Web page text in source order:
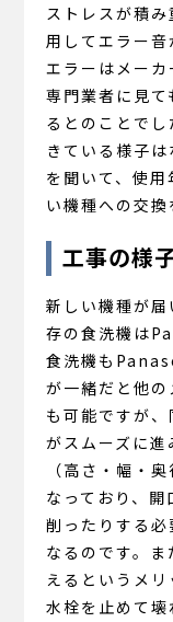
ストレスが積
用してエラー音
エラーはメーカ
専門業者に見
るとのことで
きている様子
を聞いて、使
い機種への交換
工事の様
新しい機種が
存の食洗機は
食洗機も
が一緒だと他
も可能ですが
がスムーズに
（高さ・幅・
なっており、
削ったりする
なるのです。
えるというメ
水栓を止めて